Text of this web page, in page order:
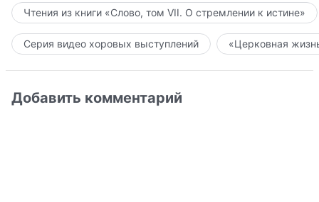
Чтения из книги «Слово, том VII. О стремлении к истине»
Серия видео хоровых выступлений «Церковная
Добавить комментарий